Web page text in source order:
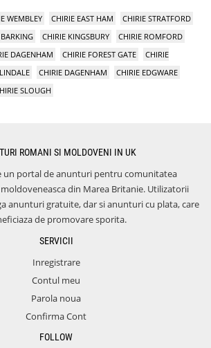
WEMBLEY CHIRIE EAST HAM
CHIRIE STRATFORD
CHIRIE KINGSBURY
CHIRIE ROMFORD
DAGENHAM CHIRIE FOREST GATE
CHIRIE
CHIRIE DAGENHAM
CHIRIE EDGWARE
SLOUGH
ROMANI SI MOLDOVENI IN UK
un portal de anunturi pentru comunitatea
din Marea Britanie. Utilizatorii
anunturi gratuite, dar si anunturi cu plata, care
de promovare sporita.
SERVICII
Inregistrare
Contul meu
Parola noua
Confirma Cont
FOLLOW